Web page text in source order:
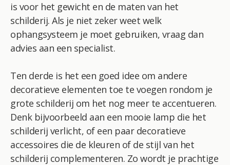
is voor het gewicht en de maten van het
schilderij. Als je niet zeker weet welk
ophangsysteem je moet gebruiken, vraag dan
advies aan een specialist.
Ten derde is het een goed idee om andere
decoratieve elementen toe te voegen rondom je
grote schilderij om het nog meer te accentueren.
Denk bijvoorbeeld aan een mooie lamp die het
schilderij verlicht, of een paar decoratieve
accessoires die de kleuren of de stijl van het
schilderij complementeren. Zo wordt je prachtige